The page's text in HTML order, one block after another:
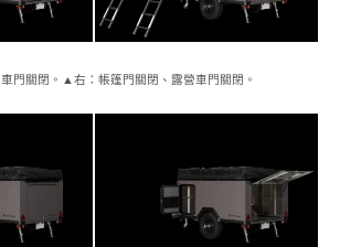
門關閉。▲右：帳篷門關閉、露營車門關閉。